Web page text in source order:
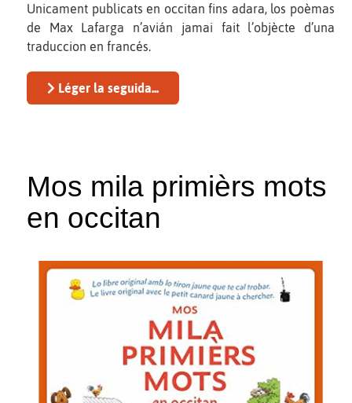
Unicament publicats en occitan fins adara, los poèmas
de Max Lafarga n’avián jamai fait l’objècte d’una
traduccion en francés.
Léger la seguida...
Mos mila primièrs mots
en occitan